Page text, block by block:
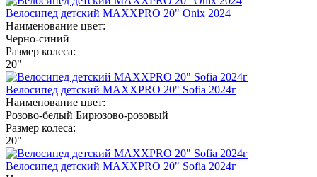
Велосипед детский MAXXPRO 20" Onix 2024
Наименование цвет:
Черно-синий
Размер колеса:
20"
Велосипед детский MAXXPRO 20" Sofia 2024г
Наименование цвет:
Розово-белый Бирюзово-розовый
Размер колеса:
20"
Велосипед детский MAXXPRO 20" Sofia 2024г